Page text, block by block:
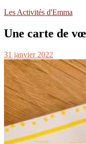
Les Activités d'Emma
Une carte de
31 janvier 2022